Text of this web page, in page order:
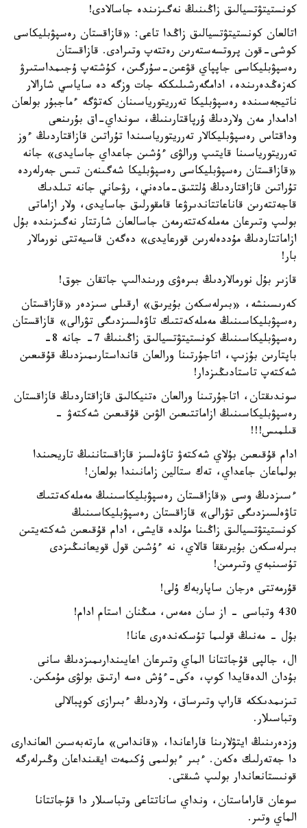
كونستيتۋتسيالىق زاڭىنىڭ نەگىزىندە جاسالادى!
اتالعان كونستيتۋتسيالىق زاڭدا تاعى: «قازاقستان رەسپۋبليكاسى
كوشى-قون پروتسەستەرىن رەتتەپ وتىرادى. قازاقستان
رەسپۋبليكاسى جاپپاي قۋعىن-سۇرگىن، كۇشتەپ ۇجىمداستىرۋ
كەزەڭدەرىندە، ادامگەرشىلىككە جات وزگە دە ساياسي شارالار
ناتيجەسىندە رەسپۋبليكا تەرريتورياسىنان كەتۋگە ءماجبۇر بولعان
ادامدار مەن ولاردىڭ ۇرپاقتارىنىڭ، سونداي-اق بۇرىنعى
وداقتاس رەسپۋبليكالار تەرريتورياسىندا تۇراتىن قازاقتاردىڭ ءوز
تەرريتورياسىنا قايتىپ ورالۋى ءۇشىن جاعداي جاسايدى» جانە
«قازاقستان رەسپۋبليكاسى رەسپۋبليكا شەگىنەن تىس جەرلەردە
تۇراتىن قازاقتاردىڭ ۇلتتىق-مادەني، رۋحاني جانە تىلدىك
قاجەتتەرىن قاناعاتتاندىرۋعا قامقورلىق جاسايدى، ولار ازاماتى
بولىپ وتىرعان مەملەكەتتەرمەن جاسالعان شارتتار نەگىزىندە بۇل
ازاماتتاردىڭ مۇددەلەرىن قورعايدى» دەگەن قاسيەتتى نورمالار
بار!
قازىر بۇل نورمالاردىڭ بىرەۋى ورىندالىپ جاتقان جوق!
كەرىسىنشە، «بىرلەسكەن بۇيرىق» ارقىلى سىزدەر «قازاقستان
رەسپۋبليكاسىنىڭ مەملەكەتتىك تاۋەلسىزدىگى تۋرالى» قازاقستان
رەسپۋبليكاسىنىڭ كونستيتۋتسيالىق زاڭىنىڭ 7- جانە 8-
باپتارىن بۇزىپ، اتاجۇرتىنا ورالعان قانداستارىمىزدىڭ قۇقىعىن
شەكتەپ تاستادىڭىزدار!
سوندىقتان، اتاجۇرتىنا ورالعان ەتنيكالىق قازاقتاردىڭ قازاقستان
رەسپۋبليكاسىنىڭ ازاماتتىعىن الۋىن قۇقىعىن شەكتەۋ -
قىلمىس!!!
ادام قۇقىعىن بۇلاي شەكتەۋ تاۋەلسىز قازاقستاننىڭ تاريحىندا
بولماعان جاعداي، تەك ستالين زامانىندا بولعان!
ءسىزدىڭ وسى «قازاقستان رەسپۋبليكاسىنىڭ مەملەكەتتىك
تاۋەلسىزدىگى تۋرالى» قازاقستان رەسپۋبليكاسىنىڭ
كونستيتۋتسيالىق زاڭىنا مۇلدە قايشى، ادام قۇقىعىن شەكتەيتىن
بىرلەسكەن بۇيرىققا قالاي، نە ءۇشىن قول قويعانىڭىزدى
تۇسىنبەي وتىرمىن!
قۇرمەتتى ەرجان ساپاربەك ۇلى!
430 وتباسى - از سان ەمەس، مىڭنان استام ادام!
بۇل - مەنىڭ قولىما تۇسكەندەرى عانا!
ال، جالپى قۇجاتتانا الماي وتىرعان اعايىندارىمىزدىڭ سانى
بۇدان الدەقايدا كوپ، ەكى-ءۇش ەسە ارتىق بولۋى مۇمكىن.
تىزىمدىككە قاراپ وتىرساق، ولاردىڭ ءبىرازى كوپبالالى
وتباسىلار.
وزدەرىنىڭ ايتۋلارىنا قاراعاندا، «قانداس» مارتەبەسىن العاندارى
دا جەتەرلىك ەكەن. ءبىر ءبولىمى ۇكىمەت ايقىنداعان وڭىرلەرگە
قونىستانعاندار بولىپ شىقتى.
سوعان قاراماستان، ونداي ساناتتاعى وتباسىلار دا قۇجاتتانا
الماي وتىر.